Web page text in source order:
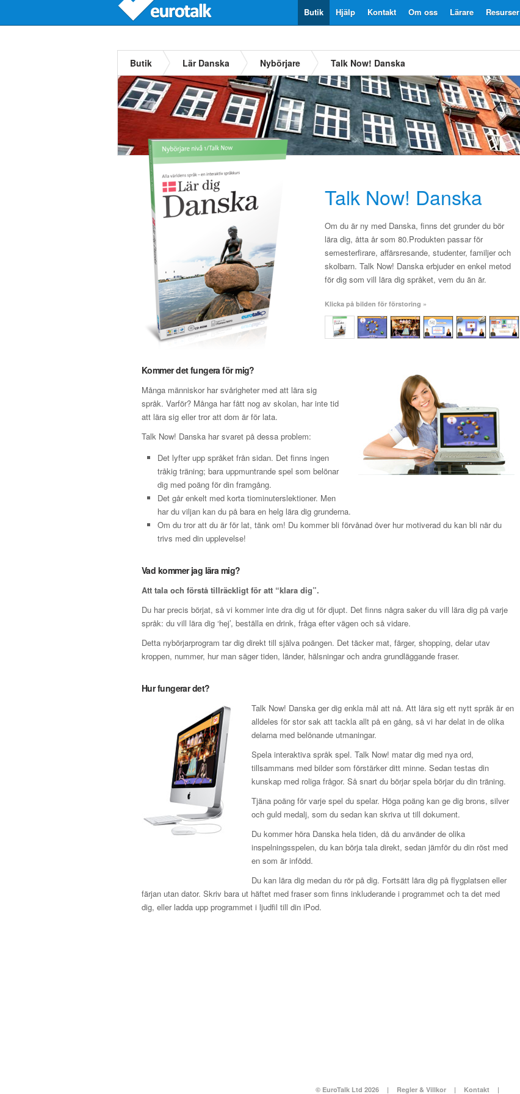
Resurser
Lärare
Om oss
Kontakt
Hjälp
Butik
Butik Lär Danska Nybörjare Talk Now! Danska
Talk Now! Danska
Om du är ny med Danska, finns det grunder du bör
lära dig, åtta år som 80.Produkten passar för
semesterfirare, affärsresande, studenter, familjer och
skolbarn. Talk Now! Danska erbjuder en enkel metod
för dig som vill lära dig språket, vem du än är.
Klicka på bilden för förstoring »
Kommer det fungera för mig?
Många människor har svårigheter med att lära sig
språk. Varför? Många har fått nog av skolan, har inte tid
att lära sig eller tror att dom är för lata.
Talk Now! Danska har svaret på dessa problem:
Det lyfter upp språket från sidan. Det finns ingen
tråkig träning; bara uppmuntrande spel som belönar
dig med poäng för din framgång.
Det går enkelt med korta tiominuterslektioner. Men
har du viljan kan du på bara en helg lära dig grunderna.
Om du tror att du är för lat, tänk om! Du kommer bli förvånad över hur motiverad du kan bli när du
trivs med din upplevelse!
Vad kommer jag lära mig?
Att tala och förstå tillräckligt för att “klara dig”.
Du har precis börjat, så vi kommer inte dra dig ut för djupt. Det finns några saker du vill lära dig på varje
språk: du vill lära dig ‘hej’, beställa en drink, fråga efter vägen och så vidare.
Detta nybörjarprogram tar dig direkt till själva poängen. Det täcker mat, färger, shopping, delar utav
kroppen, nummer, hur man säger tiden, länder, hälsningar och andra grundläggande fraser.
Hur fungerar det?
Talk Now! Danska ger dig enkla mål att nå. Att lära sig ett nytt språk är en
alldeles för stor sak att tackla allt på en gång, så vi har delat in de olika
delarna med belönande utmaningar.
Spela interaktiva språk spel. Talk Now! matar dig med nya ord,
tillsammans med bilder som förstärker ditt minne. Sedan testas din
kunskap med roliga frågor. Så snart du börjar spela börjar du din träning.
Tjäna poäng för varje spel du spelar. Höga poäng kan ge dig brons, silver
och guld medalj, som du sedan kan skriva ut till dokument.
Du kommer höra Danska hela tiden, då du använder de olika
inspelningsspelen, du kan börja tala direkt, sedan jämför du din röst med
en som är infödd.
Du kan lära dig medan du rör på dig. Fortsätt lära dig på flygplatsen eller
färjan utan dator. Skriv bara ut häftet med fraser som finns inkluderande i programmet och ta det med
dig, eller ladda upp programmet i ljudfil till din iPod.
© EuroTalk Ltd 2026 | Regler & Villkor | Kontakt |